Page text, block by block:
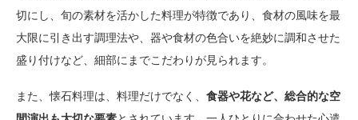
切にし、旬の素材を活かした料理が特徴であり、食材の風味を最
大限に引き出す調理法や、器や食材の色合いを絶妙に調和させた
盛り付けなど、細部にまでこだわりが見られます。
また、懐石料理は、料理だけでなく、 食器や花など、総合的な空